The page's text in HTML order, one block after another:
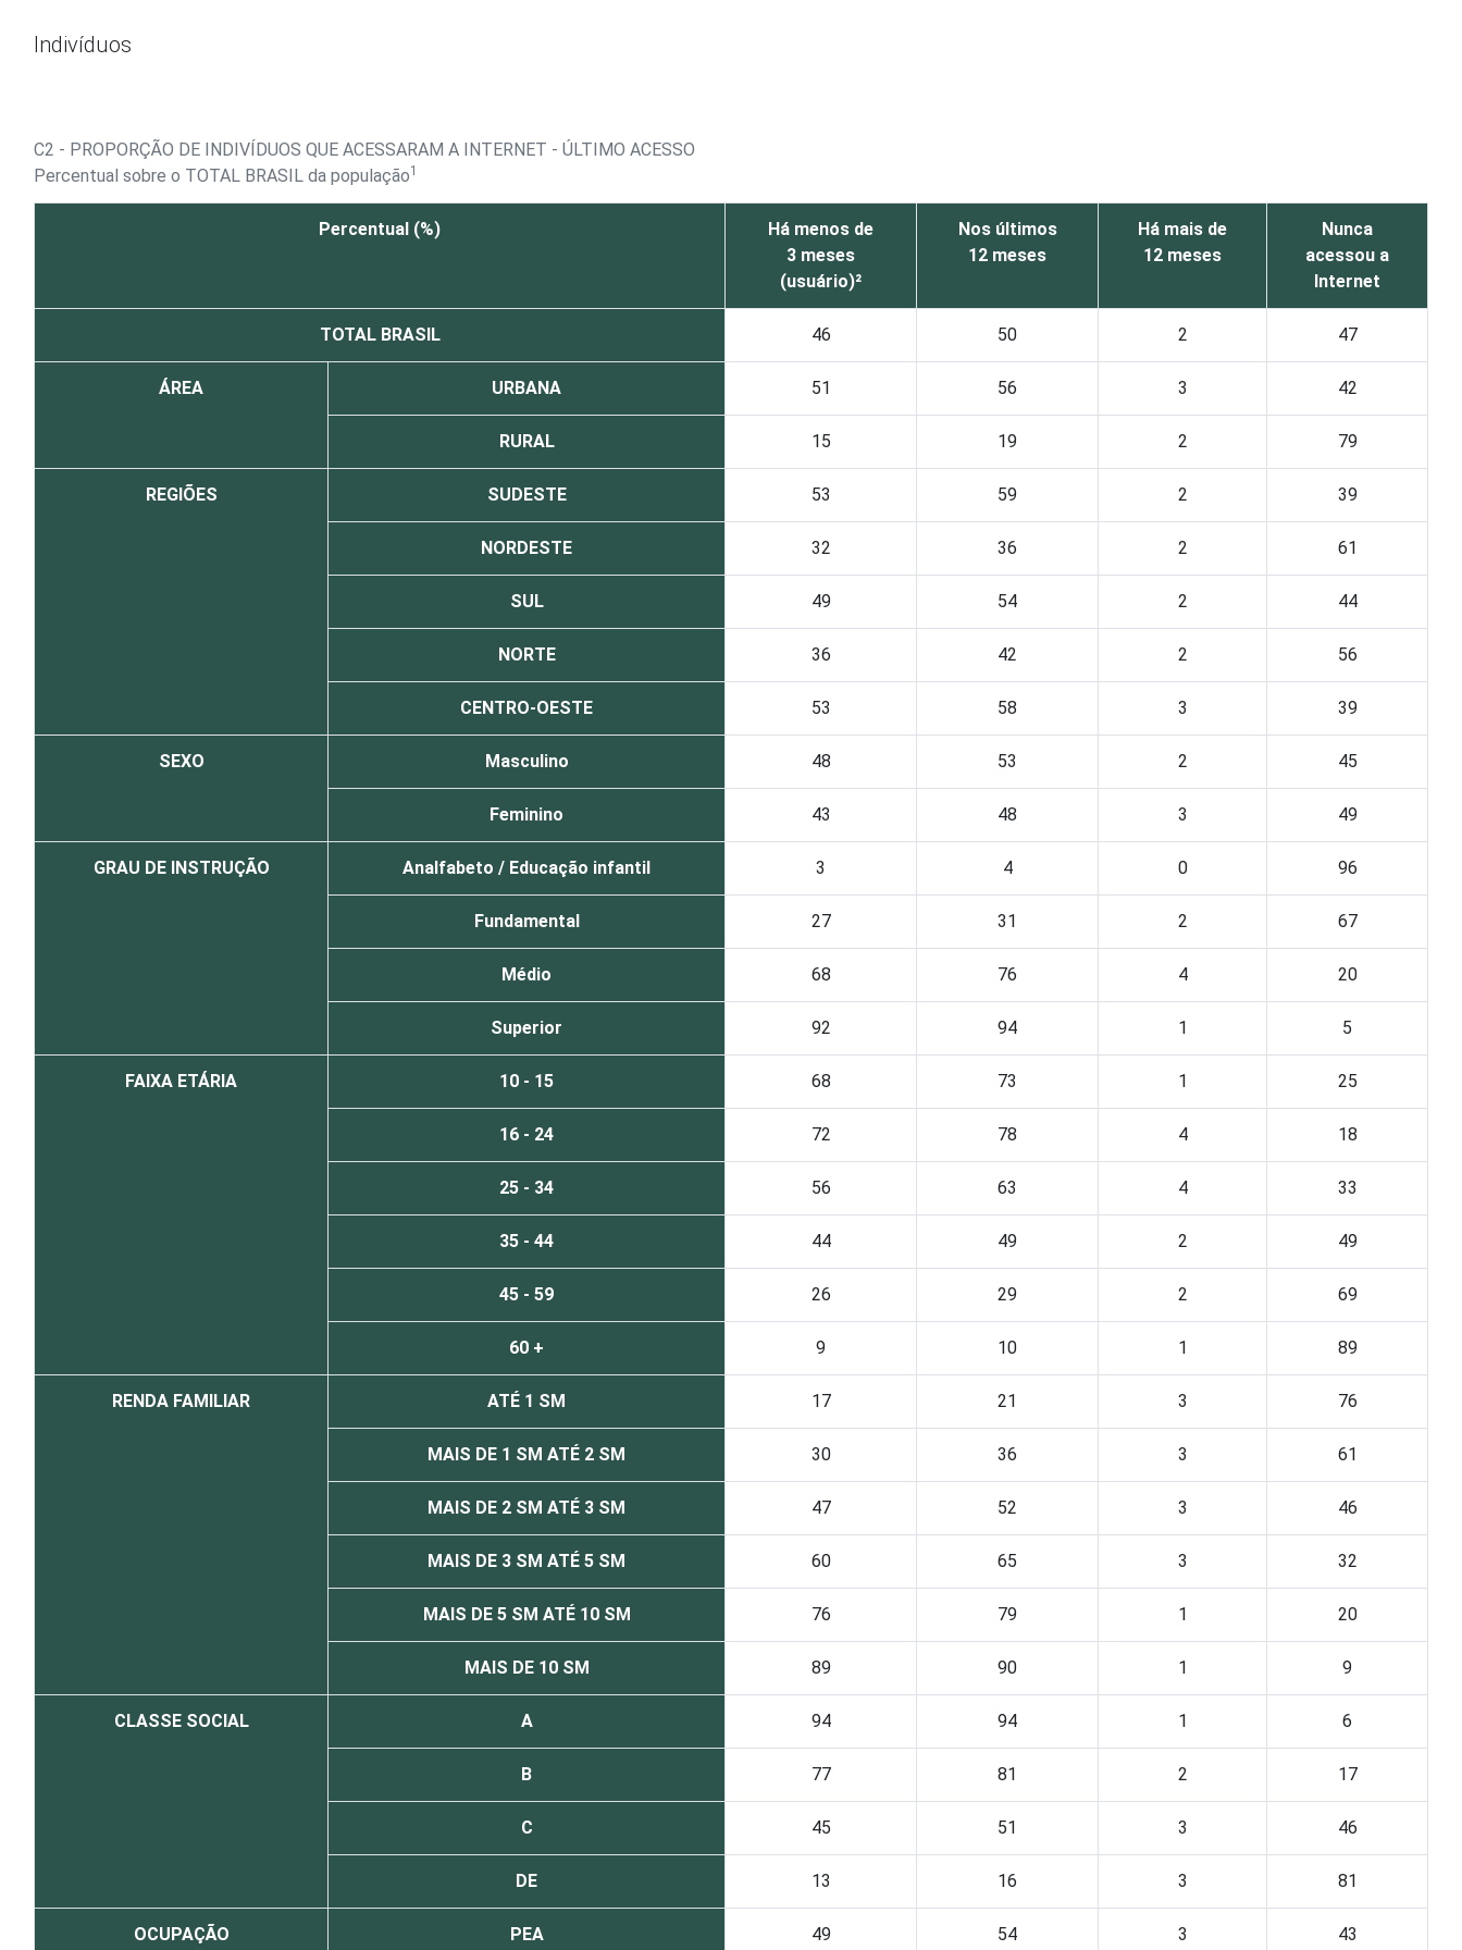
Indivíduos
C2 - PROPORÇÃO DE INDIVÍDUOS QUE ACESSARAM A INTERNET - ÚLTIMO ACESSO
Percentual sobre o TOTAL BRASIL da população1
Percentual (%)
Há menos de
3 meses
(usuário)²
Nos últimos
12 meses
Há mais de
12 meses
Nunca
acessou a
Internet
TOTAL BRASIL 46 50 2 47
ÁREA URBANA 51 56 3 42
RURAL 15 19 2 79
REGIÕES SUDESTE 53 59 2 39
NORDESTE 32 36 2 61
SUL 49 54 2 44
NORTE 36 42 2 56
CENTRO-OESTE 53 58 3 39
SEXO Masculino 48 53 2 45
Feminino 43 48 3 49
GRAU DE INSTRUÇÃO Analfabeto / Educação infantil 3 4 0 96
Fundamental 27 31 2 67
Médio 68 76 4 20
Superior 92 94 1 5
FAIXA ETÁRIA 10 - 15 68 73 1 25
16 - 24 72 78 4 18
25 - 34 56 63 4 33
35 - 44 44 49 2 49
45 - 59 26 29 2 69
60 + 9 10 1 89
RENDA FAMILIAR ATÉ 1 SM 17 21 3 76
MAIS DE 1 SM ATÉ 2 SM 30 36 3 61
MAIS DE 2 SM ATÉ 3 SM 47 52 3 46
MAIS DE 3 SM ATÉ 5 SM 60 65 3 32
MAIS DE 5 SM ATÉ 10 SM 76 79 1 20
MAIS DE 10 SM 89 90 1 9
CLASSE SOCIAL A 94 94 1 6
B 77 81 2 17
C 45 51 3 46
DE 13 16 3 81
OCUPAÇÃO PEA 49 54 3 43